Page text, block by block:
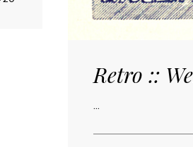
Retro ::
...